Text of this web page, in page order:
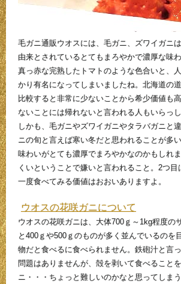
毛ガニ通販ウオスには、毛ガニ、ズワイガニ
由来とされているとてもまろやかで濃厚な味
真っ赤な完熟したトマトのような色合いと、
かり有名になってしまいましたね。北海道の
比較すると非常に少ないことから希少価値も
ないことには帰れないと言われる人もいらっし
しかも、毛ガニやズワイガニやタラバガニと
ニの旬と言えば寒い冬だと思われることが多
味わいがとても濃厚でまろやかなのかもしれ
くいということで嫌いと言われること。2つ
一度食べてみる価値はおおいありますよ。
ウオスの花咲ガニについて
ウオスの花咲ガニは、大体700ｇ～1kg程度
と400ｇや500ｇのものが多く並んでいるの
物だと食べるに食べられません。鉄砲汁と言
問題はありませんが、殻を剥いて食べること
ニ・・・ちょっと難しいのかなと思ってしまう